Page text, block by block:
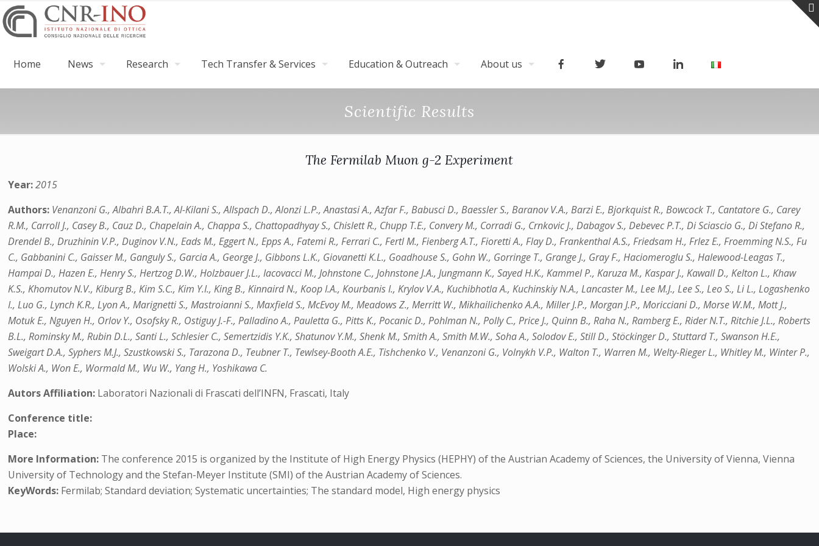
Home News Research Tech Transfer & Services Education & Outreach About us
Scientific Results
The Fermilab Muon g-2 Experiment
Year:2015
Authors: Venanzoni G., Albahri B.A.T., Al-Kilani S., Allspach D., Alonzi L.P., Anastasi A., Azfar F., Babusci D., Baessler S., Baranov V.A., Barzi E., Bjorkquist R., Bowcock T., Cantatore G., Carey
R.M., Carroll J., Casey B., Cauz D., Chapelain A., Chappa S., Chattopadhyay S., Chislett R., Chupp T.E., Convery M., Corradi G., Crnkovic J., Dabagov S., Debevec P.T., Di Sciascio G., Di Stefano R.,
Drendel B., Druzhinin V.P., Duginov V.N., Eads M., Eggert N., Epps A., Fatemi R., Ferrari C., Fertl M., Fienberg A.T., Fioretti A., Flay D., Frankenthal A.S., Friedsam H., Frlez E., Froemming N.S., Fu
C., Gabbanini C., Gaisser M., Ganguly S., Garcia A., George J., Gibbons L.K., Giovanetti K.L., Goadhouse S., Gohn W., Gorringe T., Grange J., Gray F., Haciomeroglu S., Halewood-Leagas T.,
Hampai D., Hazen E., Henry S., Hertzog D.W., Holzbauer J.L., Iacovacci M., Johnstone C., Johnstone J.A., Jungmann K., Sayed H.K., Kammel P., Karuza M., Kaspar J., Kawall D., Kelton L., Khaw
K.S., Khomutov N.V., Kiburg B., Kim S.C., Kim Y.I., King B., Kinnaird N., Koop I.A., Kourbanis I., Krylov V.A., Kuchibhotla A., Kuchinskiy N.A., Lancaster M., Lee M.J., Lee S., Leo S., Li L., Logashenko
I., Luo G., Lynch K.R., Lyon A., Marignetti S., Mastroianni S., Maxfield S., McEvoy M., Meadows Z., Merritt W., Mikhailichenko A.A., Miller J.P., Morgan J.P., Moricciani D., Morse W.M., Mott J.,
Motuk E., Nguyen H., Orlov Y., Osofsky R., Ostiguy J.-F., Palladino A., Pauletta G., Pitts K., Pocanic D., Pohlman N., Polly C., Price J., Quinn B., Raha N., Ramberg E., Rider N.T., Ritchie J.L., Roberts
B.L., Rominsky M., Rubin D.L., Santi L., Schlesier C., Semertzidis Y.K., Shatunov Y.M., Shenk M., Smith A., Smith M.W., Soha A., Solodov E., Still D., Stöckinger D., Stuttard T., Swanson H.E.,
Sweigart D.A., Syphers M.J., Szustkowski S., Tarazona D., Teubner T., Tewlsey-Booth A.E., Tishchenko V., Venanzoni G., Volnykh V.P., Walton T., Warren M., Welty-Rieger L., Whitley M., Winter P.,
Wolski A., Won E., Wormald M., Wu W., Yang H., Yoshikawa C.
Autors Affiliation: Laboratori Nazionali di Frascati dell’INFN, Frascati, Italy
Conference title:
Place:
More Information: The conference 2015 is organized by the Institute of High Energy Physics (HEPHY) of the Austrian Academy of Sciences, the University of Vienna, Vienna
University of Technology and the Stefan-Meyer Institute (SMI) of the Austrian Academy of Sciences.
KeyWords: Fermilab; Standard deviation; Systematic uncertainties; The standard model, High energy physics